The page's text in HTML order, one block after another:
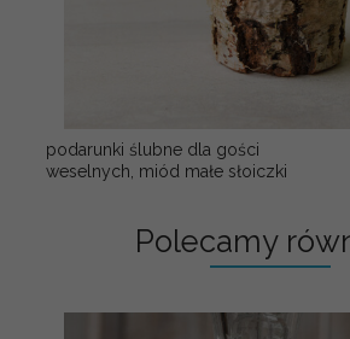
podarunki ślubne dla gości
weselnych, miód małe słoiczki
Polecamy